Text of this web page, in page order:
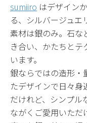
sumiiro はデザイン
る、シルバージュエ
素材は銀のみ。石な
き合い、かたちとテ
います。
銀ならではの造形・
たデザインで日々身
だけれど、シンプル
ながくご愛用いただ